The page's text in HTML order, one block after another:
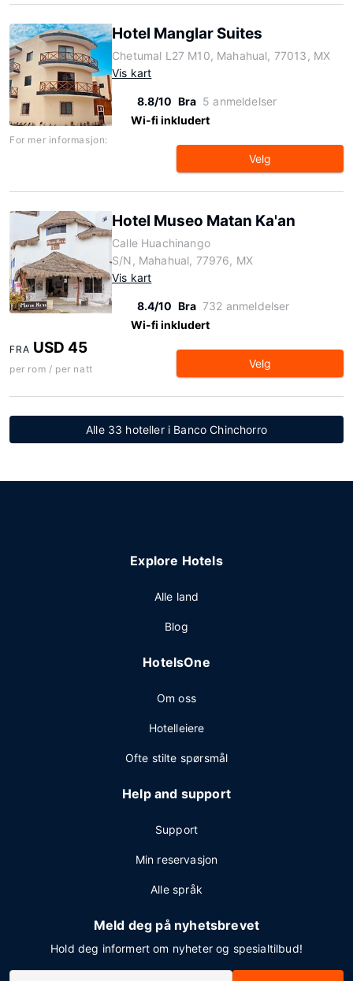
Hotel Manglar Suites
Chetumal L27 M10, Mahahual, 77013, MX
Vis kart
8.8/10 Bra 5 anmeldelser
Wi-fi inkludert
For mer informasjon:
Velg
Hotel Museo Matan Ka'an
Calle Huachinango
S/N, Mahahual, 77976, MX
Vis kart
8.4/10 Bra 732 anmeldelser
Wi-fi inkludert
FRA USD 45
per rom / per natt Velg
Alle 33 hoteller i Banco Chinchorro
Explore Hotels
Alle land
Blog
HotelsOne
Om oss
Hotelleiere
Ofte stilte spørsmål
Help and support
Support
Min reservasjon
Alle språk
Meld deg på nyhetsbrevet
Hold deg informert om nyheter og spesialtilbud!